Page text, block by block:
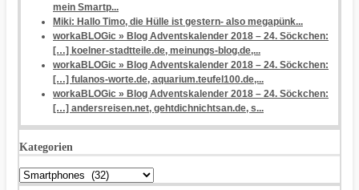
mein Smartp...
Miki: Hallo Timo, die Hülle ist gestern- also megapünk...
workaBLOGic » Blog Adventskalender 2018 – 24. Söckchen:
[…] koelner-stadtteile.de, meinungs-blog.de,...
workaBLOGic » Blog Adventskalender 2018 – 24. Söckchen:
[…] fulanos-worte.de, aquarium.teufel100.de,...
workaBLOGic » Blog Adventskalender 2018 – 24. Söckchen:
[…] andersreisen.net, gehtdichnichtsan.de, s...
Kategorien
Kategorien